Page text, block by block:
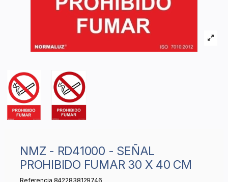
NMZ - RD41000 - SEÑAL
PROHIBIDO FUMAR 30 X 40 CM
Referencia 8422838129746